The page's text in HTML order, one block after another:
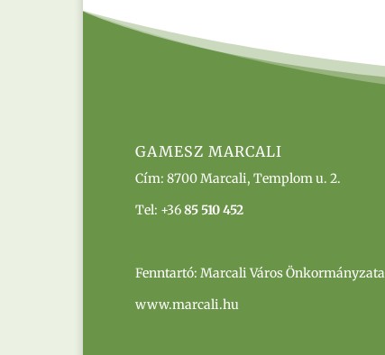
GAMESZ MARCALI
Cím: 8700 Marcali, Templom u. 2.
Tel: +3685 510 452
Fenntartó: Marcali Város Önkormányzata
www.marcali.hu